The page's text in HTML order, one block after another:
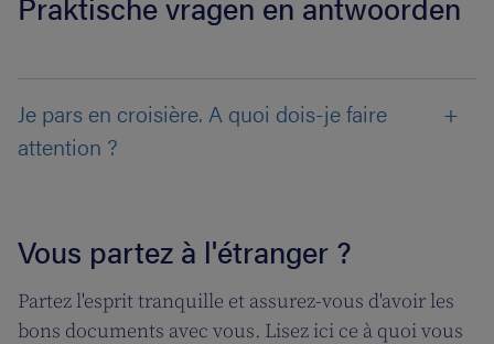
Je pars en croisière. A quoi dois-je faire
attention ?
Vous partez à l'étranger ?
Partez l'esprit tranquille et assurez-vous d'avoir les
bons documents avec vous. Lisez ici ce à quoi vous